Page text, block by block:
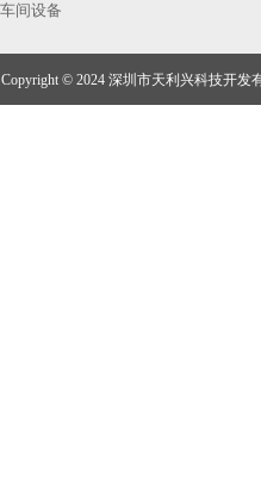
车间设备
Copyright © 2024 深圳市天利兴科技开发